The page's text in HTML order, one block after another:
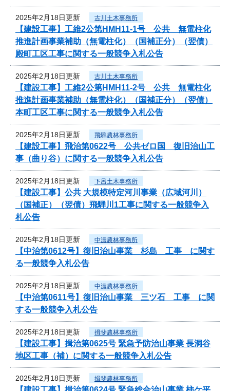
2025年2月18日更新 古川土木事務所
【建設工事】工維2公第HMH11-1号 公共 無電柱化
推進計画事業補助（無電柱化）（国補正分）（翌債）
殿町工区工事に関する一般競争入札公告
2025年2月18日更新 古川土木事務所
【建設工事】工維2公第HMH11-2号 公共 無電柱化
推進計画事業補助（無電柱化）（国補正分）（翌債）
本町工区工事に関する一般競争入札公告
2025年2月18日更新 飛騨農林事務所
【建設工事】飛治第0622号 公共ゼロ国 復旧治山工
事（曲り谷）に関する一般競争入札公告
2025年2月18日更新 下呂土木事務所
【建設工事】公共 大規模特定河川事業（広域河川）
（国補正）（翌債）飛騨川1工事に関する一般競争入
札公告
2025年2月18日更新 中濃農林事務所
【中治第0612号】復旧治山事業 杉島 工事 に関す
る一般競争入札公告
2025年2月18日更新 中濃農林事務所
【中治第0611号】復旧治山事業 三ツ石 工事 に関
する一般競争入札公告
2025年2月18日更新 揖斐農林事務所
【建設工事】揖治第0625号 緊急予防治山事業 長洞谷
地区工事（補）に関する一般競争入札公告
2025年2月18日更新 揖斐農林事務所